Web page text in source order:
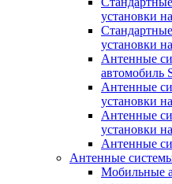
установки
установки
Антенные
автомобиль
Антенные
установки
Антенные
установки
Антенные
Антенные
Мобильные